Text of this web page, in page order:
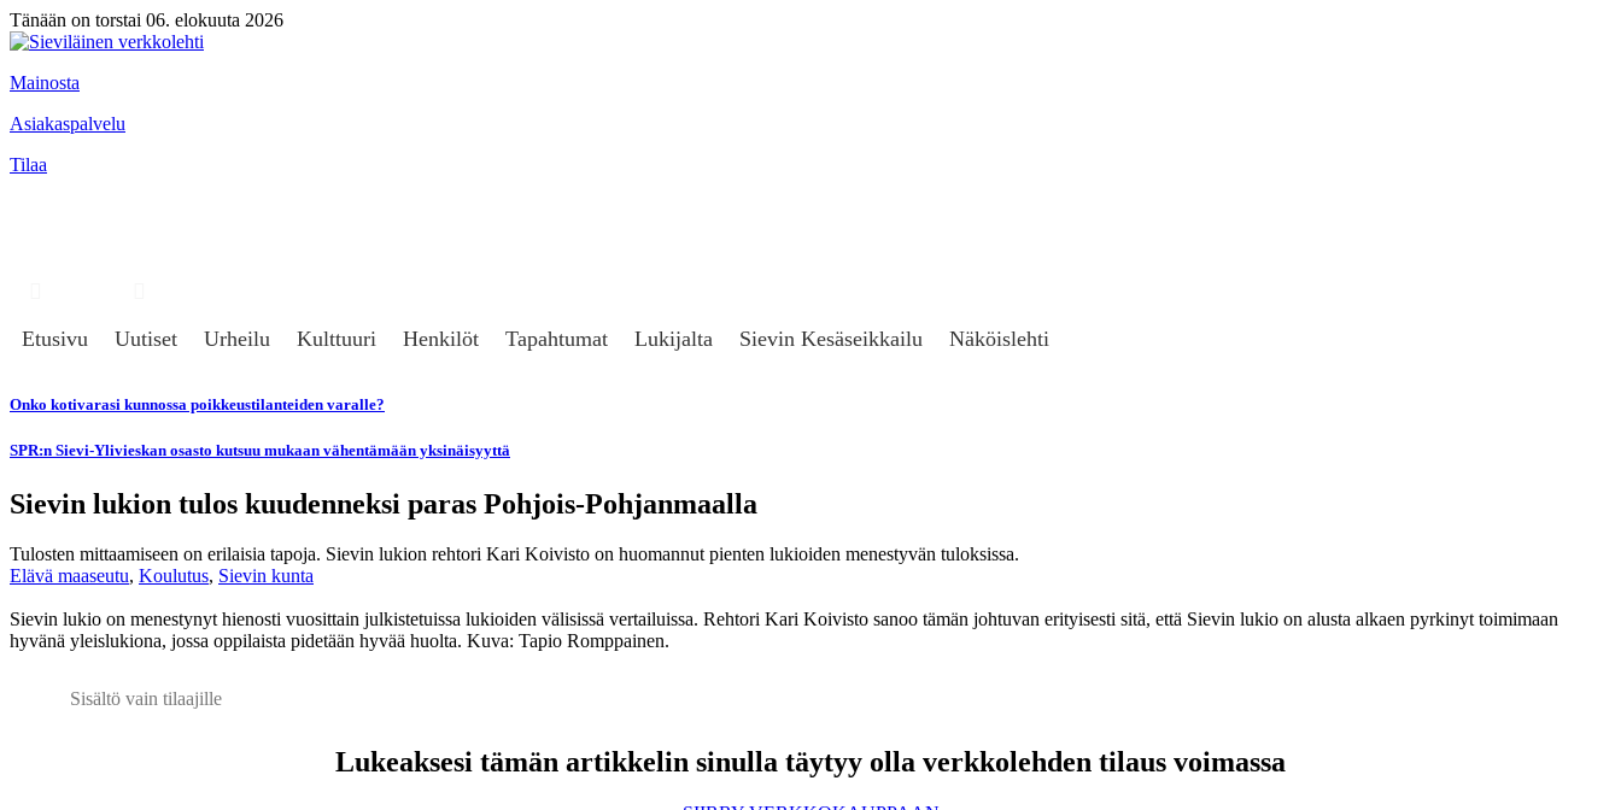
Tänään on torstai 06. elokuuta 2026
Mainosta
Asiakaspalvelu
Tilaa
Etusivu Uutiset Urheilu Kulttuuri Henkilöt Tapahtumat Lukijalta Sievin Kesäseikkailu Näköislehti
Onko kotivarasi kunnossa poikkeustilanteiden varalle?
SPR:n Sievi-Ylivieskan osasto kutsuu mukaan vähentämään yksinäisyyttä
Sievin lukion tulos kuudenneksi paras Pohjois-Pohjanmaalla
Tulosten mittaamiseen on erilaisia tapoja. Sievin lukion rehtori Kari Koivisto on huomannut pienten lukioiden menestyvän tuloksissa.
Elävä maaseutu, Koulutus, Sievin kunta
Sievin lukio on menestynyt hienosti vuosittain julkistetuissa lukioiden välisissä vertailuissa. Rehtori Kari Koivisto sanoo tämän johtuvan erityisesti sitä, että Sievin lukio on alusta alkaen pyrkinyt toimimaan
hyvänä yleislukiona, jossa oppilaista pidetään hyvää huolta. Kuva: Tapio Romppainen.
Sisältö vain tilaajille
Lukeaksesi tämän artikkelin sinulla täytyy olla verkkolehden tilaus voimassa